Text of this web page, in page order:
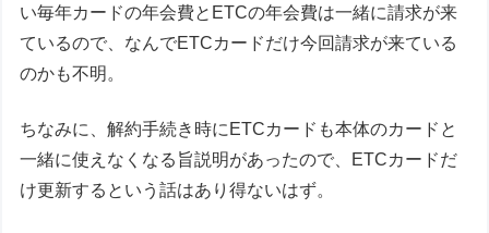
い毎年カードの年会費とETCの年会費は一緒に請求が来
ているので、なんでETCカードだけ今回請求が来ている
のかも不明。
ちなみに、解約手続き時にETCカードも本体のカードと
一緒に使えなくなる旨説明があったので、ETCカードだ
け更新するという話はあり得ないはず。